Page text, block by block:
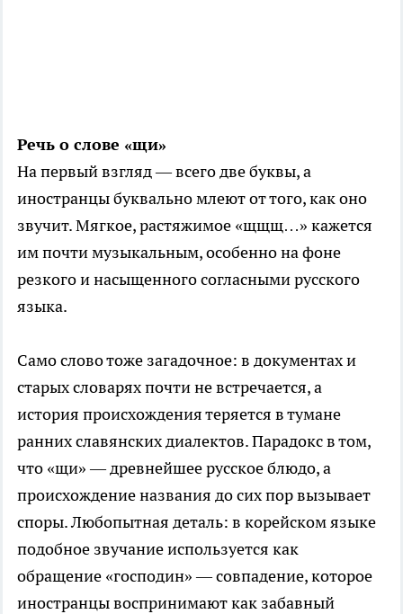
Речь о слове «щи»
На первый взгляд — всего две буквы, а
иностранцы буквально млеют от того, как оно
звучит. Мягкое, растяжимое «щщщ…» кажется
им почти музыкальным, особенно на фоне
резкого и насыщенного согласными русского
языка.
Само слово тоже загадочное: в документах и
старых словарях почти не встречается, а
история происхождения теряется в тумане
ранних славянских диалектов. Парадокс в том,
что «щи» — древнейшее русское блюдо, а
происхождение названия до сих пор вызывает
споры. Любопытная деталь: в корейском языке
подобное звучание используется как
обращение «господин» — совпадение, которое
иностранцы воспринимают как забавный